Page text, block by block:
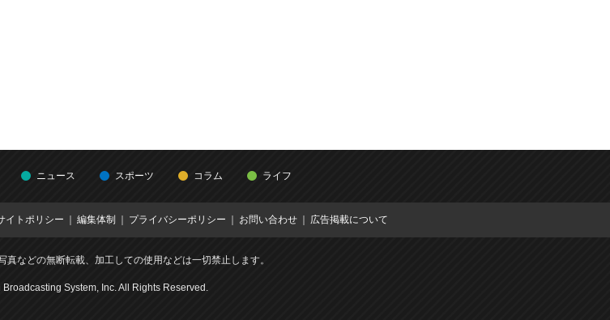
ニュース スポーツ コラム ライフ
イトポリシー 編集体制 プライバシーポリシー お問い合わせ 広告掲載について
真などの無断転載、加工しての使用などは一切禁止します。
System, Inc. All Rights Reserved.